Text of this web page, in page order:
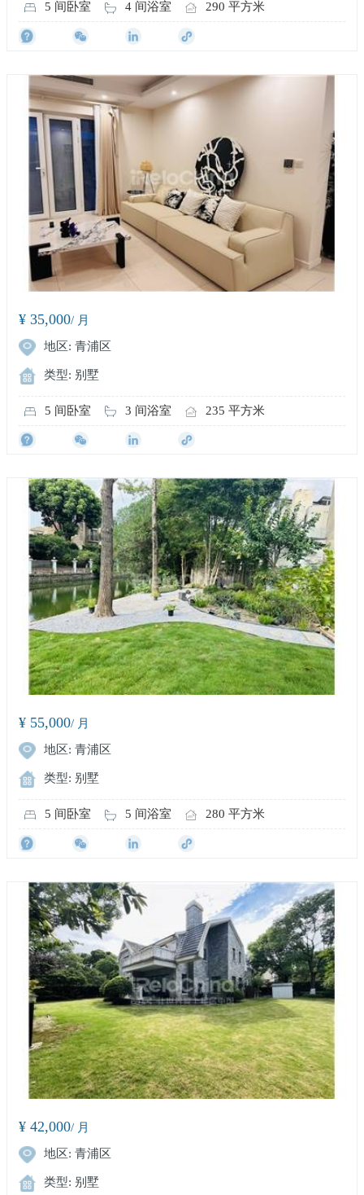
5 间卧室 4 间浴室 290 平方米
¥ 35,000/ 月
地区: 青浦区
类型: 别墅
5 间卧室 3 间浴室 235 平方米
¥ 55,000/ 月
地区: 青浦区
类型: 别墅
5 间卧室 5 间浴室 280 平方米
¥ 42,000/ 月
地区: 青浦区
类型: 别墅